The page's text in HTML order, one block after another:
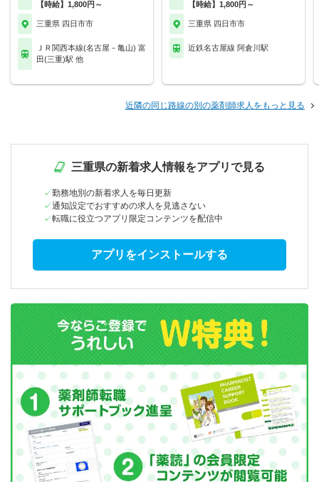
【時給】1,800円～
三重県 四日市市
ＪＲ関西本線(名古屋－亀山) 富
田(三重)駅 他
【時給】1,800円～
三重県 四日市市
近鉄名古屋線 阿倉川駅
近隣の同じ路線の別の薬剤師求人をもっと見る
三重県の新着求人情報をアプリで見る
勤務地別の新着求人を毎日更新
通知設定でおすすめの求人を見逃さない
転職に役立つアプリ限定コンテンツを配信中
アプリをインストールする